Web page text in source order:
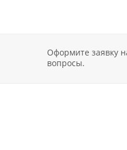
Оформите заявку
вопросы.